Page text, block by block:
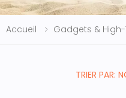
Accueil Gadgets &
TRIER PAR: